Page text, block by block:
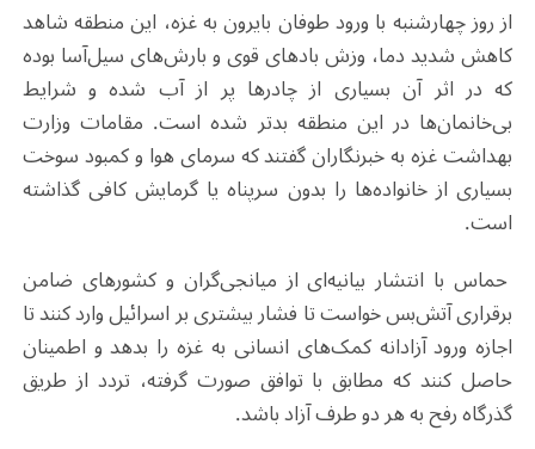
از روز چهارشنبه با ورود طوفان بایرون به غزه، این منطقه شاهد
کاهش شدید دما، وزش بادهای قوی و بارش‌های سیل‌آسا بوده
که در اثر آن بسیاری از چادرها پر از آب شده و شرایط
بی‌خانمان‌ها در این منطقه بدتر شده است. مقامات وزارت
بهداشت غزه به خبرنگاران گفتند که سرمای هوا و کمبود سوخت
بسیاری از خانواده‌ها را بدون سرپناه یا گرمایش کافی گذاشته
است.
حماس با انتشار بیانیه‌ای از میانجی‌گران و کشورهای ضامن
برقراری آتش‌بس خواست تا فشار بیشتری بر اسرائیل وارد کنند تا
اجازه ورود آزادانه کمک‌های انسانی به غزه را بدهد و اطمینان
حاصل کنند که مطابق با توافق صورت گرفته، تردد از طریق
گذرگاه رفح به هر دو طرف آزاد باشد.